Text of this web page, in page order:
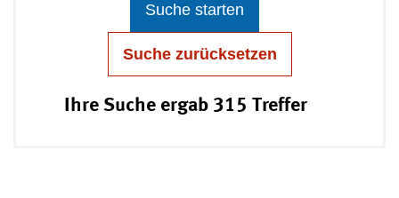
Suche starten
Suche zurücksetzen
Ihre Suche ergab 315 Treffer